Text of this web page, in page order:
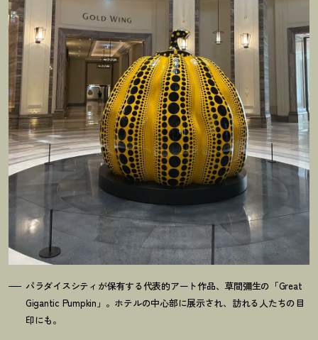
パラダイスシティが保有する代表的アート作品、草間彌生の「Great
Gigantic Pumpkin」。ホテルの中心部に展示され、訪れる人たちの目
印にも。